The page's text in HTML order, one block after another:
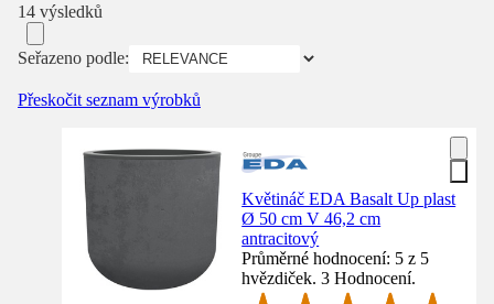
14 výsledků
Seřazeno podle:
Přeskočit seznam výrobků
Květináč EDA Basalt Up plast
Ø 50 cm V 46,2 cm
antracitový
Průměrné hodnocení: 5 z 5
hvězdiček. 3 Hodnocení.